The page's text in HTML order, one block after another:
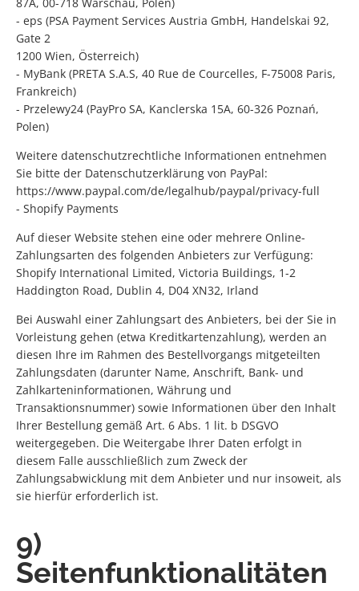
87A, 00-718 Warschau, Polen)
- eps (PSA Payment Services Austria GmbH, Handelskai 92,
Gate 2
1200 Wien, Österreich)
- MyBank (PRETA S.A.S, 40 Rue de Courcelles, F-75008 Paris,
Frankreich)
- Przelewy24 (PayPro SA, Kanclerska 15A, 60-326 Poznań,
Polen)
Weitere datenschutzrechtliche Informationen entnehmen
Sie bitte der Datenschutzerklärung von PayPal:
https://www.paypal.com/de/legalhub/paypal/privacy-full
- Shopify Payments
Auf dieser Website stehen eine oder mehrere Online-
Zahlungsarten des folgenden Anbieters zur Verfügung:
Shopify International Limited, Victoria Buildings, 1-2
Haddington Road, Dublin 4, D04 XN32, Irland
Bei Auswahl einer Zahlungsart des Anbieters, bei der Sie in
Vorleistung gehen (etwa Kreditkartenzahlung), werden an
diesen Ihre im Rahmen des Bestellvorgangs mitgeteilten
Zahlungsdaten (darunter Name, Anschrift, Bank- und
Zahlkarteninformationen, Währung und
Transaktionsnummer) sowie Informationen über den Inhalt
Ihrer Bestellung gemäß Art. 6 Abs. 1 lit. b DSGVO
weitergegeben. Die Weitergabe Ihrer Daten erfolgt in
diesem Falle ausschließlich zum Zweck der
Zahlungsabwicklung mit dem Anbieter und nur insoweit, als
sie hierfür erforderlich ist.
9)
Seitenfunktionalitäten